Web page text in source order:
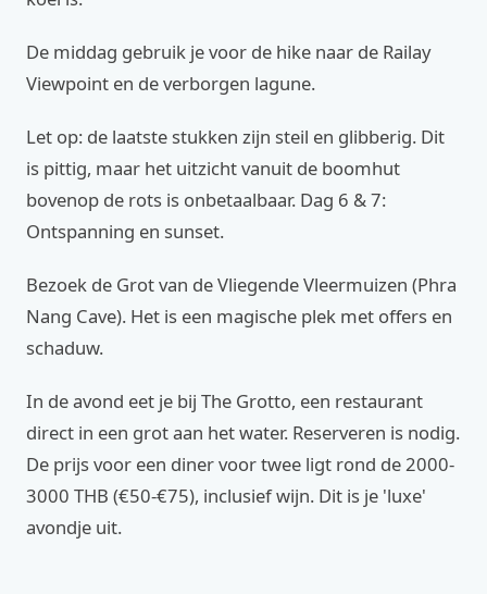
De middag gebruik je voor de hike naar de Railay
Viewpoint en de verborgen lagune.
Let op: de laatste stukken zijn steil en glibberig. Dit
is pittig, maar het uitzicht vanuit de boomhut
bovenop de rots is onbetaalbaar. Dag 6 & 7:
Ontspanning en sunset.
Bezoek de Grot van de Vliegende Vleermuizen (Phra
Nang Cave). Het is een magische plek met offers en
schaduw.
In de avond eet je bij The Grotto, een restaurant
direct in een grot aan het water. Reserveren is nodig.
De prijs voor een diner voor twee ligt rond de 2000-
3000 THB (€50-€75), inclusief wijn. Dit is je 'luxe'
avondje uit.